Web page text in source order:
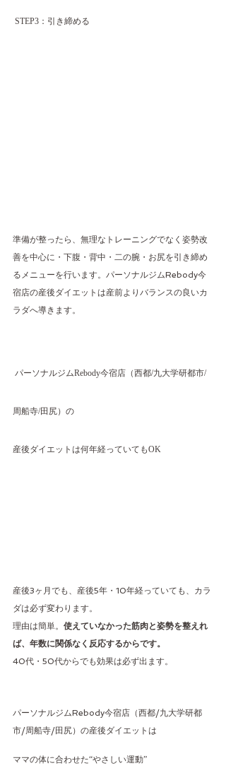
STEP3：引き締める
準備が整ったら、無理なトレーニングでなく姿勢改
善を中心に・下腹・背中・二の腕・お尻を引き締め
るメニューを行います。パーソナルジムRebody今
宿店の産後ダイエットは産前よりバランスの良いカ
ラダへ導きます。
パーソナルジムRebody今宿店（西都/九大学研都市/
周船寺/田尻）の
産後ダイエットは何年経っていてもOK
産後3ヶ月でも、産後5年・10年経っていても、カラ
ダは必ず変わります。
理由は簡単。 使えていなかった筋肉と姿勢を整えれ
ば、年数に関係なく反応するからです。
40代・50代からでも効果は必ず出ます。
パーソナルジムRebody今宿店（西都/九大学研都
市/周船寺/田尻）の産後ダイエットは
ママの体に合わせた“やさしい運動”